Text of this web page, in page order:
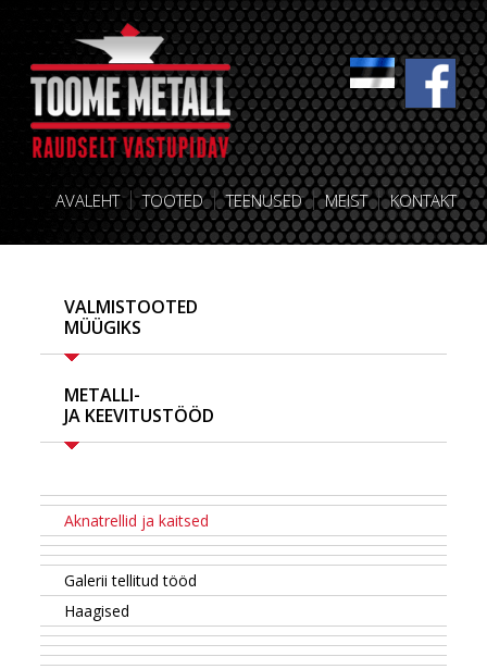
AVALEHT TOOTED TEENUSED MEIST KONTAKT
VALMISTOOTED
MÜÜGIKS
METALLI-
JA KEEVITUSTÖÖD
Aknatrellid ja kaitsed
Galerii tellitud tööd
Haagised